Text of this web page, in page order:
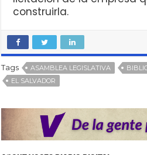
construirla.
Tags ASAMBLEA LEGISLATIVA
EL SALVADOR